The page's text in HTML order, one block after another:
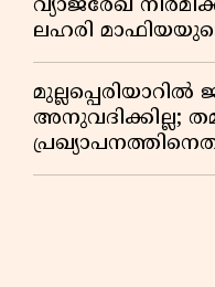
വ്യാജരേഖ
ലഹരി
കുടുക്കി കണ്ണൂർ
അനുവദിക്കില്ല;
ജോസഫ്